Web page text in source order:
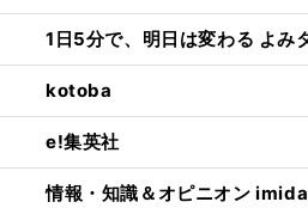
1日5分で、明日は変わる よ
kotoba
e!集英社
情報・知識＆オピニオン